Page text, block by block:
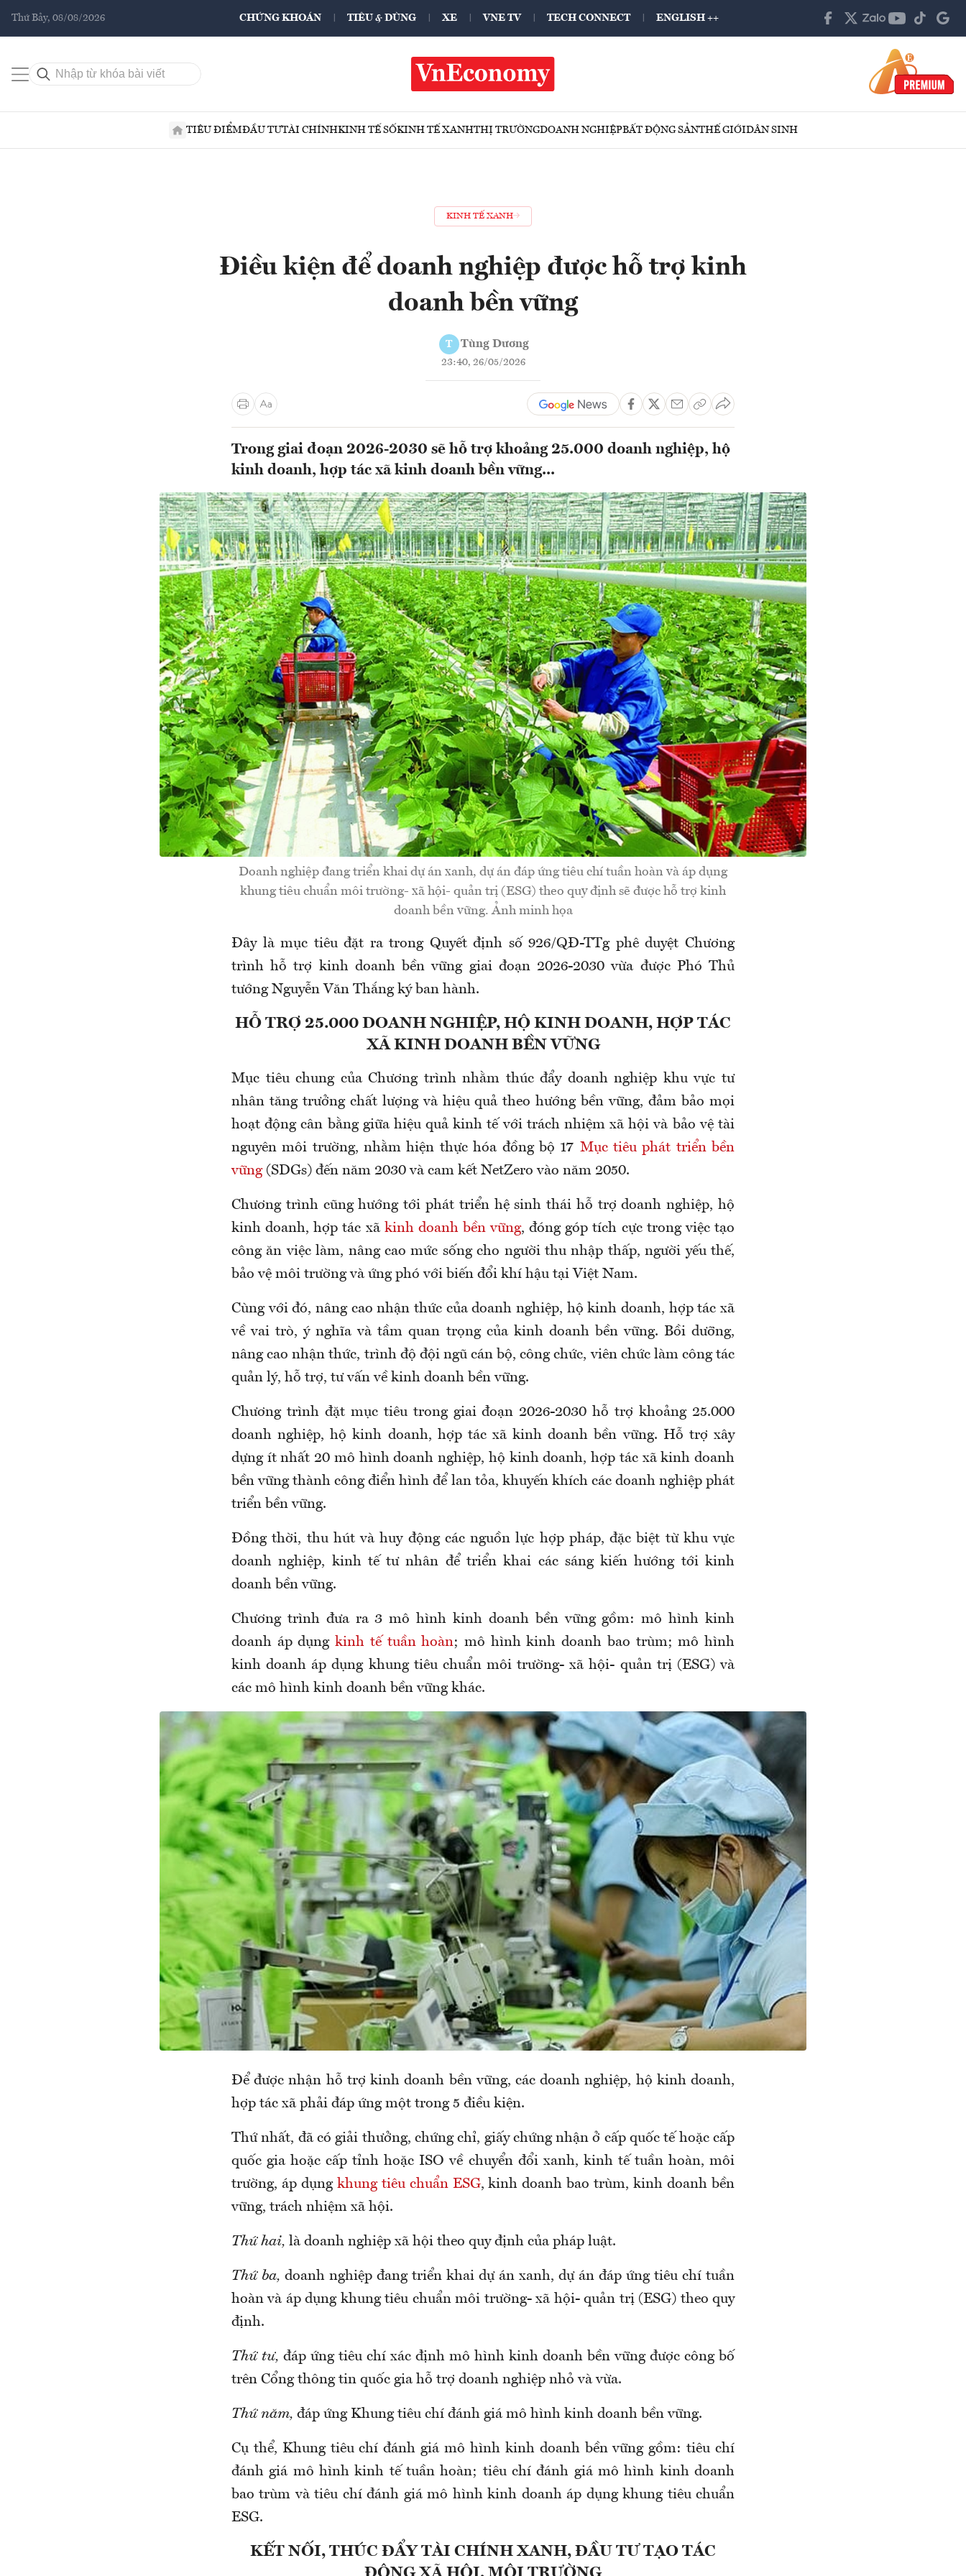
Thứ Bảy, 08/08/2026 CHỨNG KHOÁN TIÊU & DÙNG XE VNE TV TECH CONNECT ENGLISH ++
TIÊU ĐIỂMĐẦU TƯTÀI CHÍNHKINH TẾ SỐKINH TẾ XANHTHỊ TRƯỜNGDOANH NGHIỆPBẤT ĐỘNG SẢNTHẾ GIỚIDÂN SINH
KINH TẾ XANH
Điều kiện để doanh nghiệp được hỗ trợ kinh
doanh bền vững
T Tùng Dương
23:40, 26/05/2026
Trong giai đoạn 2026-2030 sẽ hỗ trợ khoảng 25.000 doanh nghiệp, hộ
kinh doanh, hợp tác xã kinh doanh bền vững...
Doanh nghiệp đang triển khai dự án xanh, dự án đáp ứng tiêu chí tuần hoàn và áp dụng
khung tiêu chuẩn môi trường- xã hội- quản trị (ESG) theo quy định sẽ được hỗ trợ kinh
doanh bền vững. Ảnh minh họa
Đây là mục tiêu đặt ra trong Quyết định số 926/QĐ-TTg phê duyệt Chương
trình hỗ trợ kinh doanh bền vững giai đoạn 2026-2030 vừa được Phó Thủ
tướng Nguyễn Văn Thắng ký ban hành.
HỖ TRỢ 25.000 DOANH NGHIỆP, HỘ KINH DOANH, HỢP TÁC
XÃ KINH DOANH BỀN VỮNG
Mục tiêu chung của Chương trình nhằm thúc đẩy doanh nghiệp khu vực tư
nhân tăng trưởng chất lượng và hiệu quả theo hướng bền vững, đảm bảo mọi
hoạt động cân bằng giữa hiệu quả kinh tế với trách nhiệm xã hội và bảo vệ tài
nguyên môi trường, nhằm hiện thực hóa đồng bộ 17 Mục tiêu phát triển bền
vững(SDGs) đến năm 2030 và cam kết NetZero vào năm 2050.
Chương trình cũng hướng tới phát triển hệ sinh thái hỗ trợ doanh nghiệp, hộ
kinh doanh, hợp tác xã kinh doanh bền vững, đóng góp tích cực trong việc tạo
công ăn việc làm, nâng cao mức sống cho người thu nhập thấp, người yếu thế,
bảo vệ môi trường và ứng phó với biến đổi khí hậu tại Việt Nam.
Cùng với đó, nâng cao nhận thức của doanh nghiệp, hộ kinh doanh, hợp tác xã
về vai trò, ý nghĩa và tầm quan trọng của kinh doanh bền vững. Bồi dưỡng,
nâng cao nhận thức, trình độ đội ngũ cán bộ, công chức, viên chức làm công tác
quản lý, hỗ trợ, tư vấn về kinh doanh bền vững.
Chương trình đặt mục tiêu trong giai đoạn 2026-2030 hỗ trợ khoảng 25.000
doanh nghiệp, hộ kinh doanh, hợp tác xã kinh doanh bền vững. Hỗ trợ xây
dựng ít nhất 20 mô hình doanh nghiệp, hộ kinh doanh, hợp tác xã kinh doanh
bền vững thành công điển hình để lan tỏa, khuyến khích các doanh nghiệp phát
triển bền vững.
Đồng thời, thu hút và huy động các nguồn lực hợp pháp, đặc biệt từ khu vực
doanh nghiệp, kinh tế tư nhân để triển khai các sáng kiến hướng tới kinh
doanh bền vững.
Chương trình đưa ra 3 mô hình kinh doanh bền vững gồm: mô hình kinh
doanh áp dụngkinh tế tuần hoàn; mô hình kinh doanh bao trùm; mô hình
kinh doanh áp dụng khung tiêu chuẩn môi trường- xã hội- quản trị (ESG) và
các mô hình kinh doanh bền vững khác.
Để được nhận hỗ trợ kinh doanh bền vững, các doanh nghiệp, hộ kinh doanh,
hợp tác xã phải đáp ứng một trong 5 điều kiện.
Thứ nhất, đã có giải thưởng, chứng chỉ, giấy chứng nhận ở cấp quốc tế hoặc cấp
quốc gia hoặc cấp tỉnh hoặc ISO về chuyển đổi xanh, kinh tế tuần hoàn, môi
trường, áp dụng khung tiêu chuẩn ESG, kinh doanh bao trùm, kinh doanh bền
vững, trách nhiệm xã hội.
Thứ hai, là doanh nghiệp xã hội theo quy định của pháp luật.
Thứ ba, doanh nghiệp đang triển khai dự án xanh, dự án đáp ứng tiêu chí tuần
hoàn và áp dụng khung tiêu chuẩn môi trường- xã hội- quản trị (ESG) theo quy
định.
Thứ tư, đáp ứng tiêu chí xác định mô hình kinh doanh bền vững được công bố
trên Cổng thông tin quốc gia hỗ trợ doanh nghiệp nhỏ và vừa.
Thứ năm, đáp ứng Khung tiêu chí đánh giá mô hình kinh doanh bền vững.
Cụ thể, Khung tiêu chí đánh giá mô hình kinh doanh bền vững gồm: tiêu chí
đánh giá mô hình kinh tế tuần hoàn; tiêu chí đánh giá mô hình kinh doanh
bao trùm và tiêu chí đánh giá mô hình kinh doanh áp dụng khung tiêu chuẩn
ESG.
KẾT NỐI, THÚC ĐẨY TÀI CHÍNH XANH, ĐẦU TƯ TẠO TÁC